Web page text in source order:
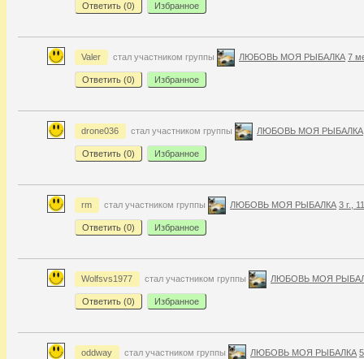
Ответить (0) Избранное
Valer стал участником группы ЛЮБОВЬ МОЯ РЫБАЛКА 7
Ответить (0) Избранное
drone036 стал участником группы ЛЮБОВЬ МОЯ РЫБАЛКА
Ответить (0) Избранное
rm стал участником группы ЛЮБОВЬ МОЯ РЫБАЛКА 3 г.,
Ответить (0) Избранное
Wolfsvs1977 стал участником группы ЛЮБОВЬ МОЯ
Ответить (0) Избранное
oddway стал участником группы ЛЮБОВЬ МОЯ РЫБАЛКА